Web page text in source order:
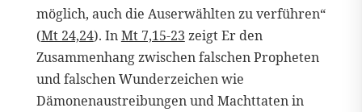
möglich, auch die Auserwählten zu verführen“
(Mt 24,24). InMt 7,15-23 zeigt Er den
Zusammenhang zwischen falschen Propheten
und falschen Wunderzeichen wie
Dämonenaustreibungen und Machttaten in